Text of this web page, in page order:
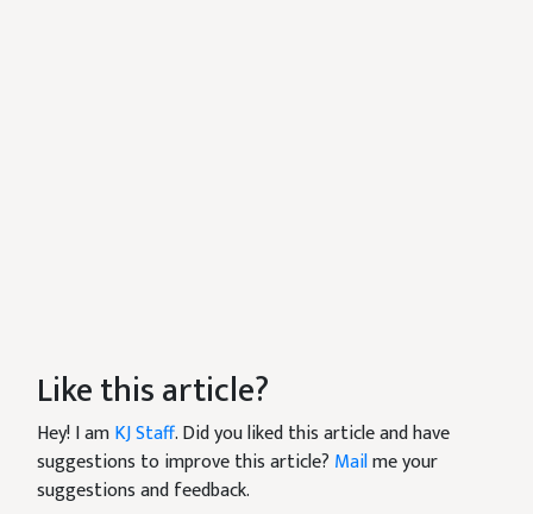
Like this article?
Hey! I amKJ Staff. Did you liked this article and have
suggestions to improve this article? Mailme your
suggestions and feedback.